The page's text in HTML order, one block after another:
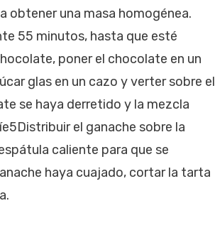
obtener una masa homogénea.
55 minutos, hasta que esté
poner el chocolate en un
glas en un cazo y verter sobre el
se haya derretido y la mezcla
el ganache sobre la
caliente para que se
haya cuajado, cortar la tarta